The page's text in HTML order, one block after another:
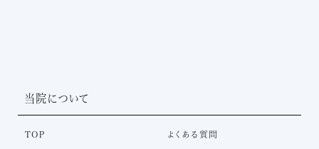
当院について
TOP
よくある質問